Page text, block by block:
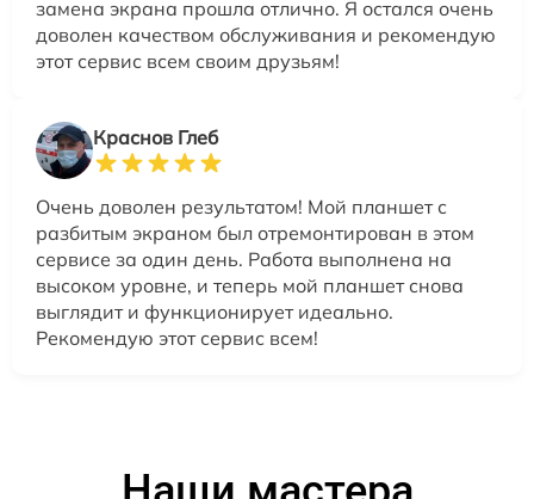
замена экрана прошла отлично. Я остался очень
доволен качеством обслуживания и рекомендую
этот сервис всем своим друзьям!
Краснов Глеб
Очень доволен результатом! Мой планшет с
разбитым экраном был отремонтирован в этом
сервисе за один день. Работа выполнена на
высоком уровне, и теперь мой планшет снова
выглядит и функционирует идеально.
Рекомендую этот сервис всем!